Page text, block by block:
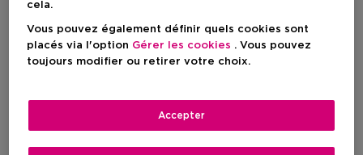
cela.
Vous pouvez également définir quels cookies sont
placés via l'option Gérer les cookies . Vous pouvez
toujours modifier ou retirer votre choix.
Accepter